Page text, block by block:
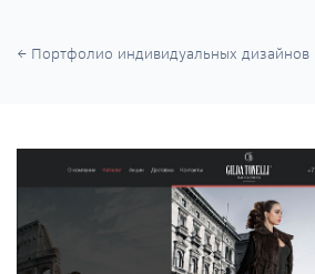
← Портфолио индивидуальных дизайнов